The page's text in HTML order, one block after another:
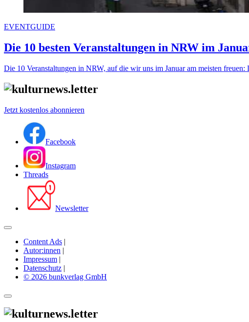
EVENTGUIDE
Die 10 besten Veranstaltungen in NRW im
Die 10 Veranstaltungen in NRW, auf die wir uns im Januar am meisten
Jetzt kostenlos abonnieren
Facebook
Instagram
Threads
Newsletter
Content Ads |
Autor:innen |
Impressum |
Datenschutz |
© 2026 bunkverlag GmbH